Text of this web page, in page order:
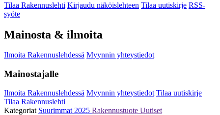
Tilaa Rakennuslehti Kirjaudu näköislehteen Tilaa uutiskirje RSS-
syöte
Mainosta & ilmoita
Ilmoita Rakennuslehdessä Myynnin yhteystiedot
Mainostajalle
Ilmoita Rakennuslehdessä Myynnin yhteystiedot Tilaa uutiskirje
Tilaa Rakennuslehti
Kategoriat Suurimmat 2025 Rakennustuote Uutiset